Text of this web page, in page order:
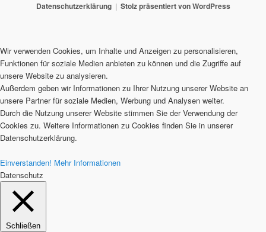
Datenschutzerklärung Stolz präsentiert von WordPress
Wir verwenden Cookies, um Inhalte und Anzeigen zu personalisieren,
Funktionen für soziale Medien anbieten zu können und die Zugriffe auf
unsere Website zu analysieren.
Außerdem geben wir Informationen zu Ihrer Nutzung unserer Website an
unsere Partner für soziale Medien, Werbung und Analysen weiter.
Durch die Nutzung unserer Website stimmen Sie der Verwendung der
Cookies zu. Weitere Informationen zu Cookies finden Sie in unserer
Datenschutzerklärung.
Einverstanden! Mehr Informationen
Datenschutz
Schließen